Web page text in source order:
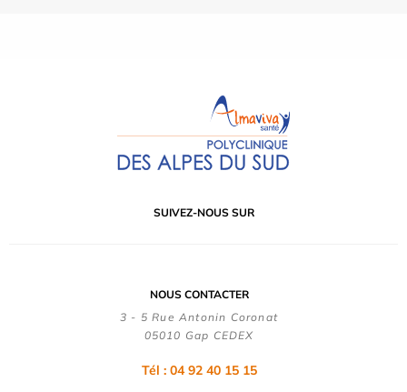
SUIVEZ-NOUS SUR
NOUS CONTACTER
3 - 5 Rue Antonin Coronat
05010 Gap CEDEX
Tél : 04 92 40 15 15